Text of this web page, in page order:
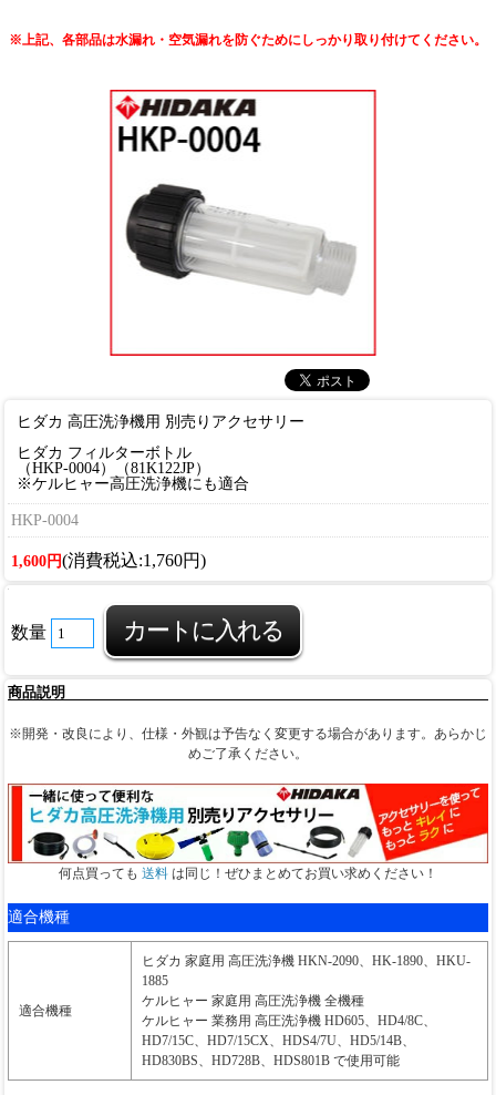
※上記、各部品は水漏れ・空気漏れを防ぐためにしっかり取り付けてください。
ヒダカ 高圧洗浄機用 別売りアクセサリー
ヒダカ フィルターボトル
（HKP-0004）（81K122JP）
※ケルヒャー高圧洗浄機にも適合
HKP-0004
1,600円(消費税込:1,760円)
数量
商品説明
※開発・改良により、仕様・外観は予告なく変更する場合があります。あらかじ
めご了承ください。
何点買っても 送料 は同じ！ぜひまとめてお買い求めください！
適合機種
適合機種
ヒダカ 家庭用 高圧洗浄機 HKN-2090、HK-1890、HKU-
1885
ケルヒャー 家庭用 高圧洗浄機 全機種
ケルヒャー 業務用 高圧洗浄機 HD605、HD4/8C、
HD7/15C、HD7/15CX、HDS4/7U、HD5/14B、
HD830BS、HD728B、HDS801B で使用可能